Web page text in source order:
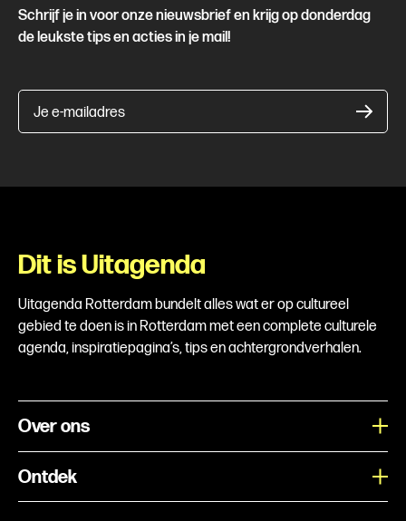
Schrijf je in voor onze nieuwsbrief en krijg op donderdag
de leukste tips en acties in je mail!
Je e-mailadres
Dit is Uitagenda
Uitagenda Rotterdam bundelt alles wat er op cultureel
gebied te doen is in Rotterdam met een complete culturele
agenda, inspiratiepagina’s, tips en achtergrondverhalen.
Over ons
Wat is Uitagenda Rotterdam
Ontdek